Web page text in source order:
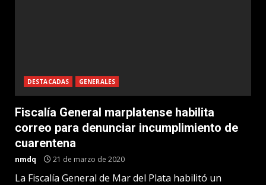
DESTACADAS GENERALES
Fiscalía General marplatense habilita
correo para denunciar incumplimiento de
cuarentena
nmdq 21 de marzo de 2020
La Fiscalía General de Mar del Plata habilitó un